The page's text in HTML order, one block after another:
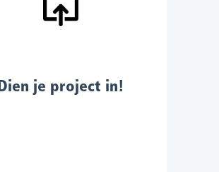
Dien je project in!